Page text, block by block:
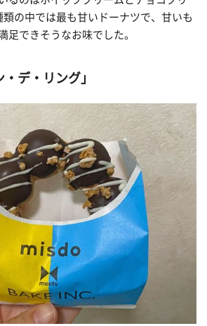
の中では最も甘いドーナツで、甘いも
足できそうなお味でした。
・デ・リング」